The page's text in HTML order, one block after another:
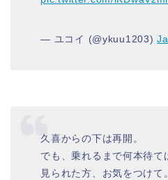
— ユコイ (@ykuu1203)
久喜からの下は再開。
でも、乗れるまで何本待て
見られた方、お気をつけて。